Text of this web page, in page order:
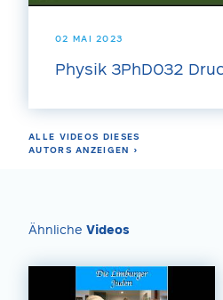
02 MAI 2023
Physik 3PhD032
ALLE VIDEOS DIESES
AUTORS ANZEIGEN ›
Ähnliche Videos